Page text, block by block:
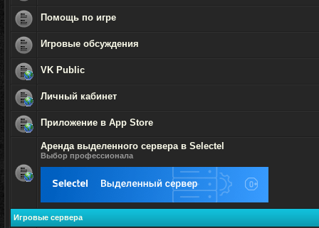
непрочитанных
сообщений
непрочитанных
сообщений
Помощь по игре
непрочитанных
сообщений
Игровые обсуждения
непрочитанных
сообщений
VK Public
непрочитанных
сообщений
Личный кабинет
непрочитанных
сообщений
Приложение в App Store
сообщений
Аренда выделенного сервера в Selectel
Выбор профессионала
Игровые сервера